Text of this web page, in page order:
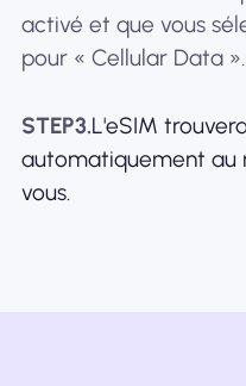
activé et que vous
pour « Cellular Data ».
STEP3.L'eSIM
automatiquement au
vous.